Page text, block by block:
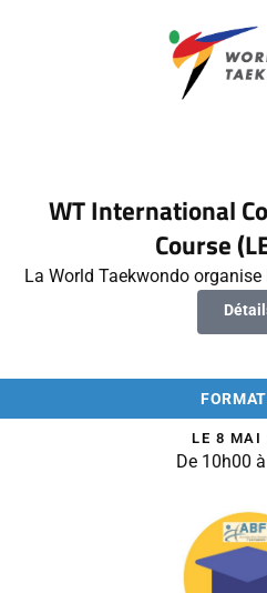
WT International
Course
La World Taekwondo
LE 8 MAI
De 10h00